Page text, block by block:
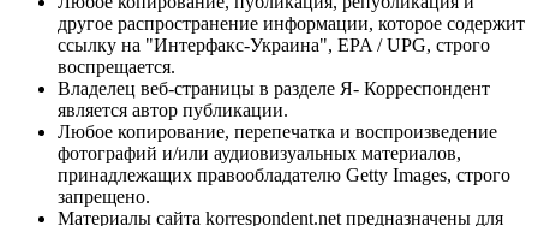
другое распространение информации, которое содержит
ссылку на "Интерфакс-Украина", EPA / UPG, строго
воспрещается.
Владелец веб-страницы в разделе Я- Корреспондент
является автор публикации.
Любое копирование, перепечатка и воспроизведение
фотографий и/или аудиовизуальных материалов,
принадлежащих правообладателю Getty Images, строго
запрещено.
Материалы сайта korrespondent.net предназначены для